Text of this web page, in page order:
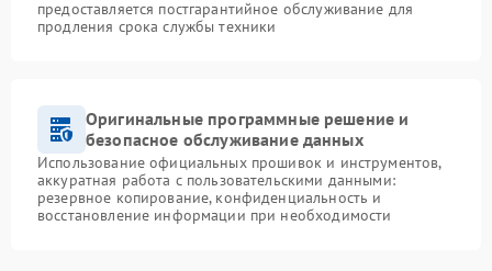
предоставляется постгарантийное обслуживание для
продления срока службы техники
Оригинальные программные решение и
безопасное обслуживание данных
Использование официальных прошивок и инструментов,
аккуратная работа с пользовательскими данными:
резервное копирование, конфиденциальность и
восстановление информации при необходимости